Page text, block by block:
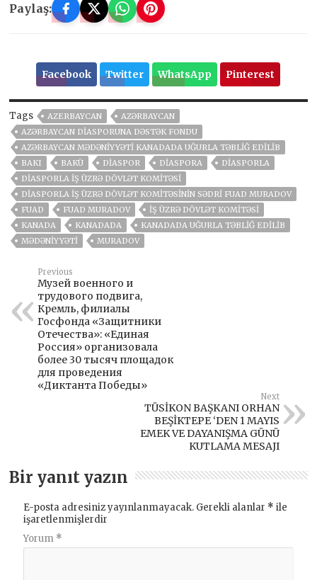
Paylaş:
Facebook Twitter WhatsApp Pinterest
Tags AZERBAYCAN
AZƏRBAYCAN
AZƏRBAYCAN DIASPORUNA DƏSTƏK FONDU
AZƏRBAYCAN MƏDƏNIYYƏTI KANADADA UĞURLA TƏBLIĞ EDILIB
BAKI
BAKÜ DIASPOR DIASPORA
DIASPORLA
DIASPORLA İŞ ÜZRƏ DÖVLƏT KOMITƏSI
DIASPORLA İŞ ÜZRƏ DÖVLƏT KOMITƏSININ SƏDRI FUAD MURADOV
FUAD
FUAD MURADOV
İŞ ÜZRƏ DÖVLƏT KOMITƏSI
KANADA
KANADADA
KANADADA UĞURLA TƏBLIĞ EDILIB
MƏDƏNIYYƏTI
MURADOV
Previous
Музей военного и
трудового подвига,
Кремль, филиалы
Госфонда «Защитники
Отечества»: «Единая
Россия» организовала
более 30 тысяч площадок
для проведения
«Диктанта Победы»
Next
TÜSİKON BAŞKANI ORHAN
BEŞİKTEPE ‘DEN 1 MAYIS
EMEK VE DAYANIŞMA GÜNÜ
KUTLAMA MESAJI
Bir yanıt yazın
E-posta adresiniz yayınlanmayacak. Gerekli alanlar * ile
işaretlenmişlerdir
Yorum *